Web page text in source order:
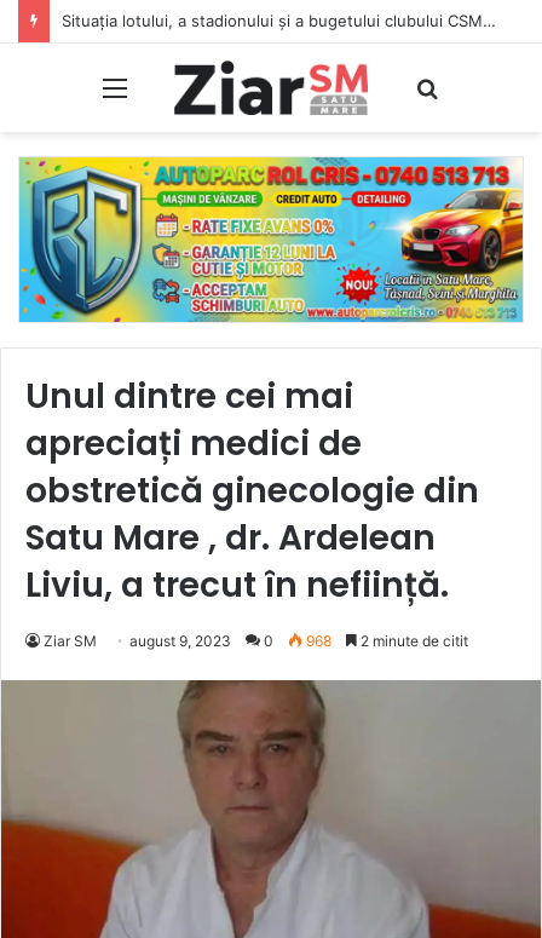
Situația lotului, a stadionului și a bugetului clubului CSM Olimpia Satu Mare. Vezi lotul complet
Meniu
Unul dintre cei mai
apreciați medici de
obstretică ginecologie din
Satu Mare , dr. Ardelean
Liviu, a trecut în neființă.
Ziar SM august 9, 2023 0 968 2 minute de citit